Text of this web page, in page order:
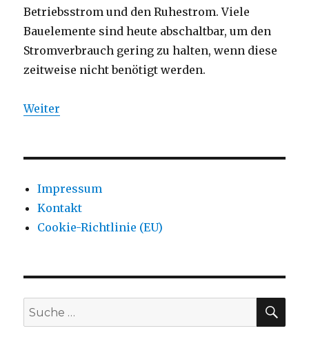
Betriebsstrom und den Ruhestrom. Viele
Bauelemente sind heute abschaltbar, um den
Stromverbrauch gering zu halten, wenn diese
zeitweise nicht benötigt werden.
Weiter
Impressum
Kontakt
Cookie-Richtlinie (EU)
Suche
nach: